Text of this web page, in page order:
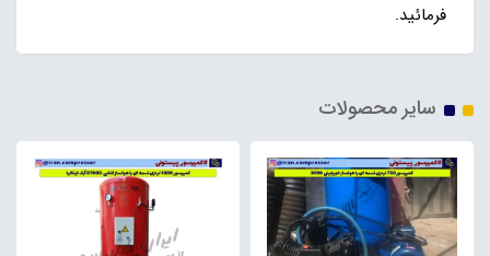
فرمائید.
سایر محصولات